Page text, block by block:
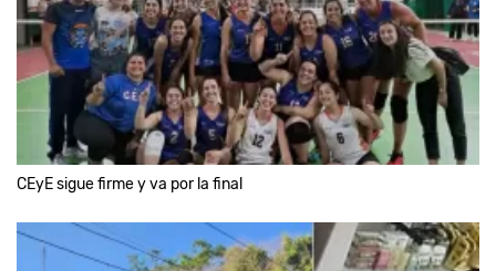
CEyE sigue firme y va por la final